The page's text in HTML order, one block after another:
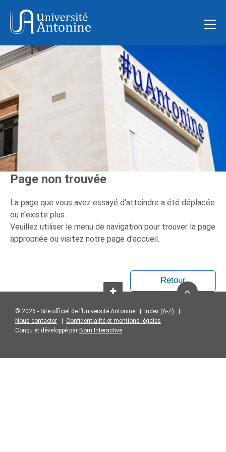
Page non trouvée
La page que vous avez essayé d'atteindre a été déplacée
ou n'existe plus.
Veuillez utiliser le menu de navigation pour trouver la page
appropriée ou visitez notre page d'accueil.
Retour
© 2026 - Site officiel de l’Université Antonine | Index (A-Z)
Nous contacter
Confidentialité et mentions légales
Conçu et développé par Born Interactive.